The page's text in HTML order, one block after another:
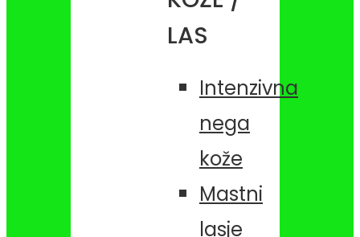
LAS
Intenzivna
nega
kože
Mastni
lasje